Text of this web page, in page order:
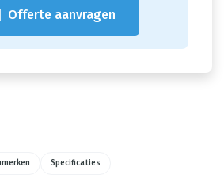
Offerte aanvragen
Specificaties